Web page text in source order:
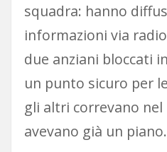
squadra: hanno
informazioni via
due anziani bloccati
un punto sicuro per
gli altri correvano nel
avevano già un piano.